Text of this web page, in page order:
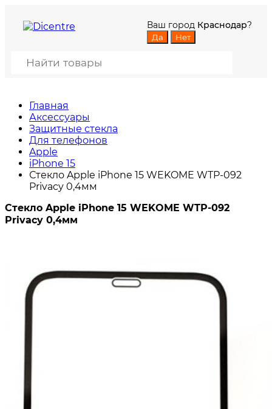
Ваш город Краснодар?
Главная
Аксессуары
Защитные стекла
Для телефонов
Apple
iPhone 15
Стекло Apple iPhone 15 WEKOME WTP-092
Privacy 0,4мм
Стекло Apple iPhone 15 WEKOME WTP-092
Privacy 0,4мм